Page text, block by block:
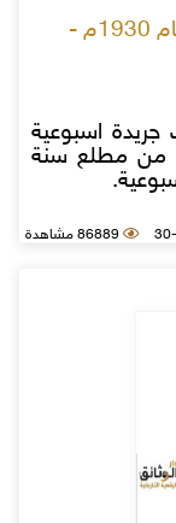
الجريدة الرسمية العاصمة الدمشقية لعام 1930م -
اسبوعية
من مطلع سنة
86889 مشاهدة